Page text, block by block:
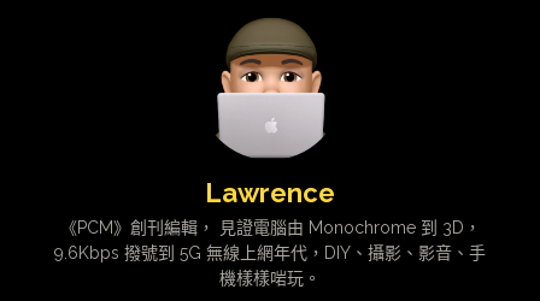
Lawrence
《PCM》創刊編輯， 見證電腦由 Monochrome 到 3D，
9.6Kbps 撥號到 5G 無線上網年代，DIY、攝影、影音、手
機樣樣啱玩。